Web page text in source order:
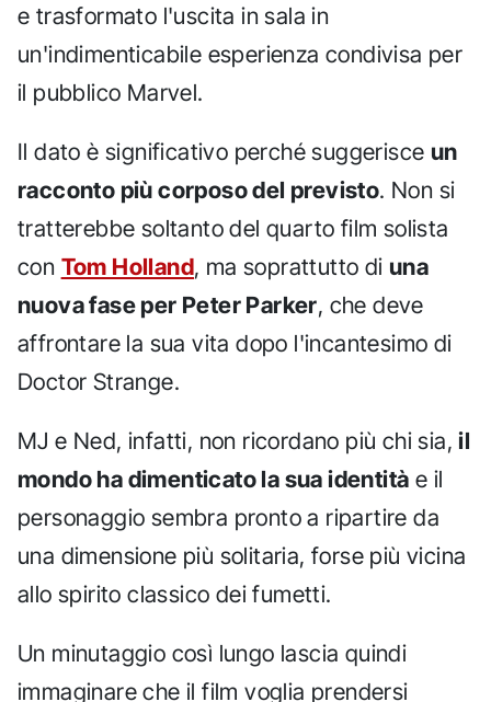
e trasformato l'uscita in sala in
un'indimenticabile esperienza condivisa per
il pubblico Marvel.
Il dato è significativo perché suggerisce un
racconto più corposo del previsto. Non si
tratterebbe soltanto del quarto film solista
con Tom Holland, ma soprattutto di una
nuova fase per Peter Parker, che deve
affrontare la sua vita dopo l'incantesimo di
Doctor Strange.
MJ e Ned, infatti, non ricordano più chi sia,il
mondo ha dimenticato la sua identità e il
personaggio sembra pronto a ripartire da
una dimensione più solitaria, forse più vicina
allo spirito classico dei fumetti.
Un minutaggio così lungo lascia quindi
immaginare che il film voglia prendersi